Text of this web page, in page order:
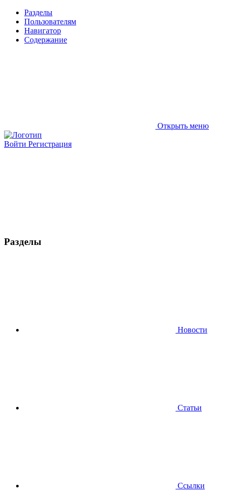
Разделы
Пользователям
Навигатор
Содержание
Открыть меню
Войти Регистрация
Разделы
Новости
Статьи
Ссылки